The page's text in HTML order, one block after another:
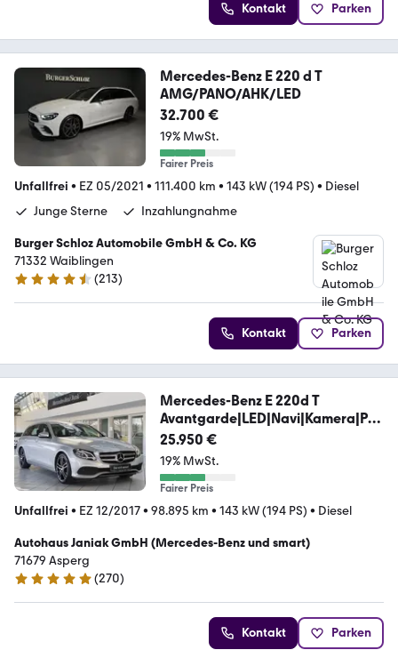
Kontakt Parken
Mercedes-Benz E 220 d T
AMG/PANO/AHK/LED
32.700 €
19% MwSt.
Fairer Preis
Unfallfrei • EZ 05/2021 • 111.400 km • 143 kW (194 PS) • Diesel
Junge Sterne
Inzahlungnahme
Burger Schloz Automobile GmbH & Co. KG
71332 Waiblingen
4.7 Sterne
(213)
Kontakt Parken
Mercedes-Benz E 220d T
Avantgarde|LED|Navi|Kamera|PD
C|Tot-Win.
25.950 €
19% MwSt.
Fairer Preis
Unfallfrei • EZ 12/2017• 98.895 km • 143 kW (194 PS) • Diesel
Autohaus Janiak GmbH (Mercedes-Benz und smart)
71679 Asperg
4.8 Sterne
(270)
Kontakt Parken